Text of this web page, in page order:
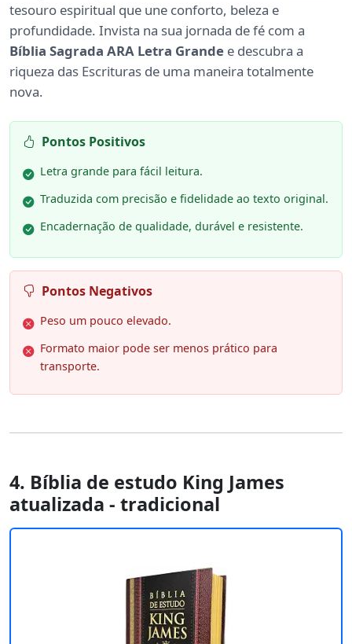
tesouro espiritual que une conforto, beleza e
profundidade. Invista na sua jornada de fé com a
Bíblia Sagrada ARA Letra Grande e descubra a
riqueza das Escrituras de uma maneira totalmente
nova.
Pontos Positivos
Letra grande para fácil leitura.
Traduzida com precisão e fidelidade ao texto original.
Encadernação de qualidade, durável e resistente.
Pontos Negativos
Peso um pouco elevado.
Formato maior pode ser menos prático para
transporte.
4. Bíblia de estudo King James
atualizada ‐ tradicional